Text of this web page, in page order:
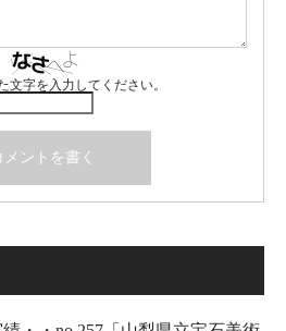
文字を入力してください。